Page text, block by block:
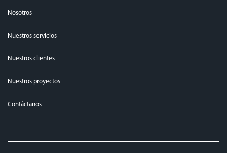
Nosotros
Nuestros servicios
Nuestros clientes
Nuestros proyectos
Contáctanos